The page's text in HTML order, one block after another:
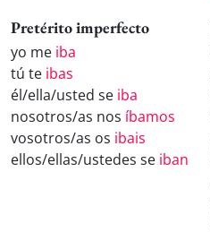
Pretérito imperfecto
yo me iba
tú te ibas
él/ella/usted se iba
nosotros/as nos íbamos
vosotros/as os ibais
ellos/ellas/ustedes se iban